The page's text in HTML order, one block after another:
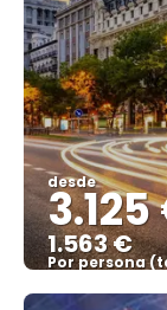
desde
1.563 €
Por persona